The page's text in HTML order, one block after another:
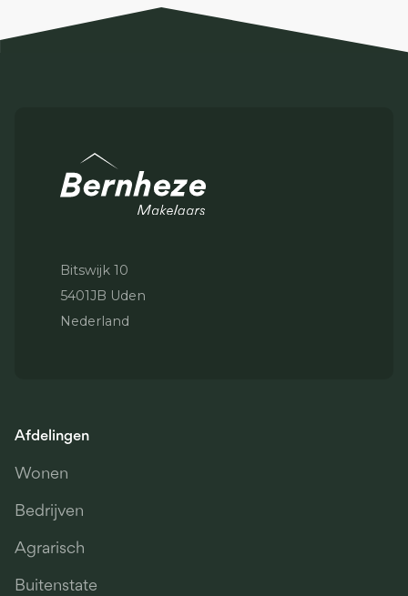
Bitswijk 10
5401JB Uden
Nederland
Afdelingen
Wonen
Bedrijven
Agrarisch
Buitenstate